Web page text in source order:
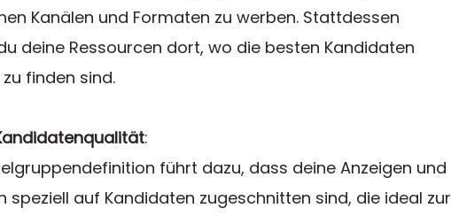
Kanälen und Formaten zu werben. Stattdessen
deine Ressourcen dort, wo die besten Kandidaten
finden sind.
:
führt dazu, dass deine Anzeigen und
speziell auf Kandidaten zugeschnitten sind, die ideal zur